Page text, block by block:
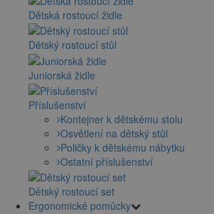
Dětská rostoucí židle
Dětský rostoucí stůl
Juniorská židle
Příslušenství
Kontejner k dětskému stolu
Osvětlení na dětský stůl
Poličky k dětskému nábytku
Ostatní příslušenství
Dětský rostoucí set
Ergonomické pomůcky